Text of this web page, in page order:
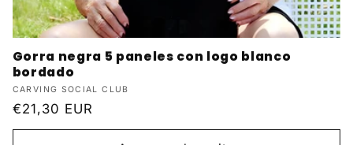
Gorra negra 5 paneles con logo blanco
bordado
Proveedor:
CARVING SOCIAL CLUB
Precio
habitual
€21,30 EUR